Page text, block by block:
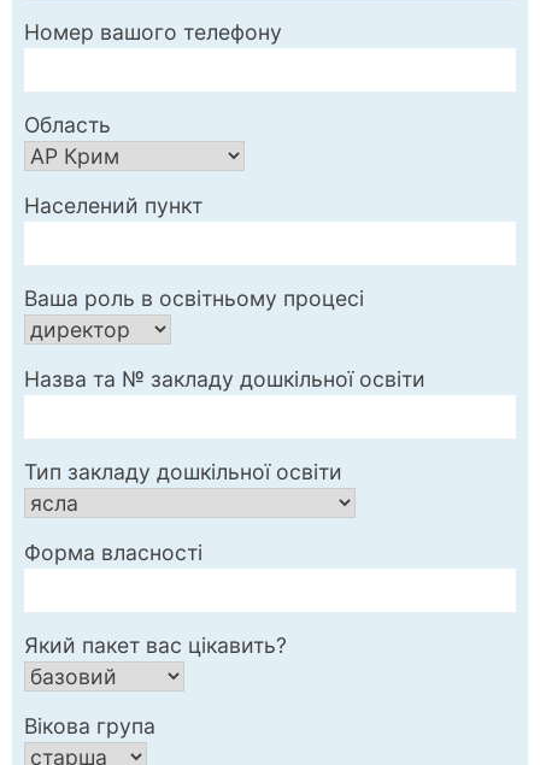
Номер вашого телефону
Область
Населений пункт
Ваша роль в освітньому процесі
Назва та № закладу дошкільної освіти
Тип закладу дошкільної освіти
Форма власності
Який пакет вас цікавить?
Вікова група